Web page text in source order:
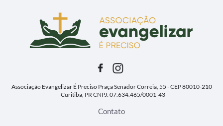
Associação Evangelizar É PrecisoPraça Senador Correia, 55 - CEP 80010-210
- Curitiba, PRCNPJ: 07.634.465/0001-43
Contato